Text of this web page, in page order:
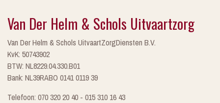
Van Der Helm & Schols Uitvaartzorg
Van Der Helm & Schols UitvaartZorgDiensten B.V.
KvK: 50743902
BTW: NL8229.04.330.B01
Bank: NL39RABO 0141 0119 39
Telefoon: 070 320 20 40 - 015 310 16 43